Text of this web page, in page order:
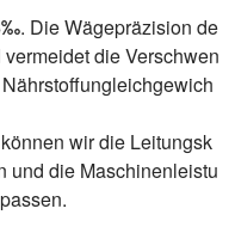
. Die Wägepräzision de
die Verschwen
wir die Leitungsk
und die Maschinenleistu